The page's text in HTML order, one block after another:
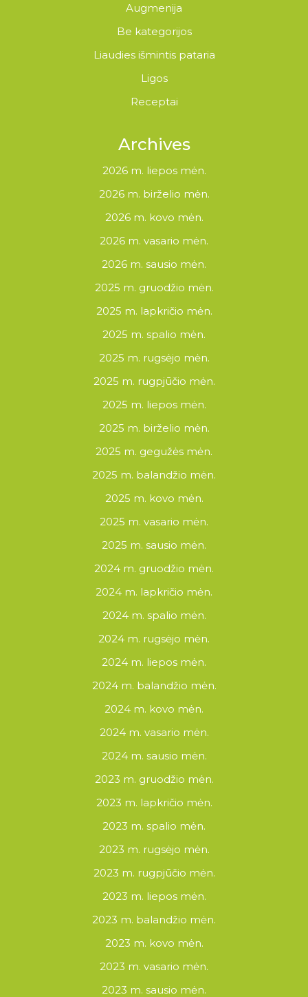
Augmenija
Be kategorijos
Liaudies išmintis pataria
Ligos
Receptai
Archives
2026 m. liepos mėn.
2026 m. birželio mėn.
2026 m. kovo mėn.
2026 m. vasario mėn.
2026 m. sausio mėn.
2025 m. gruodžio mėn.
2025 m. lapkričio mėn.
2025 m. spalio mėn.
2025 m. rugsėjo mėn.
2025 m. rugpjūčio mėn.
2025 m. liepos mėn.
2025 m. birželio mėn.
2025 m. gegužės mėn.
2025 m. balandžio mėn.
2025 m. kovo mėn.
2025 m. vasario mėn.
2025 m. sausio mėn.
2024 m. gruodžio mėn.
2024 m. lapkričio mėn.
2024 m. spalio mėn.
2024 m. rugsėjo mėn.
2024 m. liepos mėn.
2024 m. balandžio mėn.
2024 m. kovo mėn.
2024 m. vasario mėn.
2024 m. sausio mėn.
2023 m. gruodžio mėn.
2023 m. lapkričio mėn.
2023 m. spalio mėn.
2023 m. rugsėjo mėn.
2023 m. rugpjūčio mėn.
2023 m. liepos mėn.
2023 m. balandžio mėn.
2023 m. kovo mėn.
2023 m. vasario mėn.
2023 m. sausio mėn.